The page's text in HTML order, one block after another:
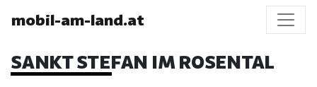
mobil-am-land.at
SANKT STEFAN IM ROSENTAL